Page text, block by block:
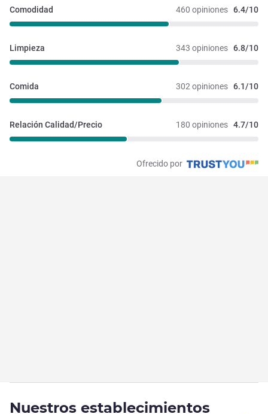
460 opiniones 6.4/10
Comodidad
343 opiniones 6.8/10
Limpieza
302 opiniones 6.1/10
Comida
180 opiniones 4.7/10
Relación Calidad/Precio
Ofrecido por
Nuestros establecimientos